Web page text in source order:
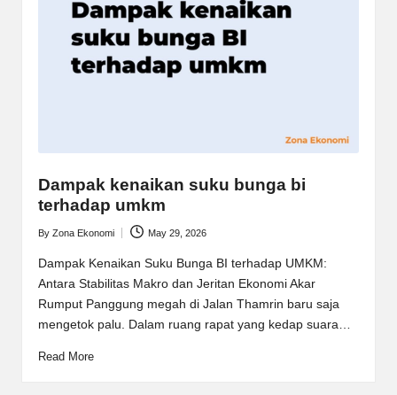
Dampak kenaikan suku bunga bi
terhadap umkm
Posted
by
By Zona Ekonomi May 29, 2026
Dampak Kenaikan Suku Bunga BI terhadap UMKM:
Antara Stabilitas Makro dan Jeritan Ekonomi Akar
Rumput Panggung megah di Jalan Thamrin baru saja
mengetok palu. Dalam ruang rapat yang kedap suara…
Read More